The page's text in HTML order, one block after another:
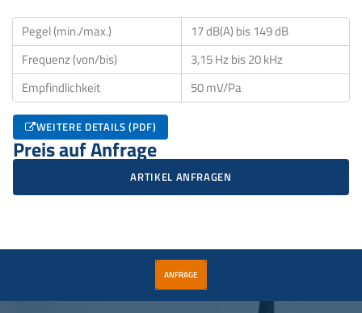
Pegel (min./max.)
17 dB(A) bis 149 dB
Frequenz (von/bis)
3,15 Hz bis 20 kHz
Empfindlichkeit
50 mV/Pa
WEITERE DETAILS (PDF)
Preis auf Anfrage
ARTIKEL ANFRAGEN
ANFRAGE